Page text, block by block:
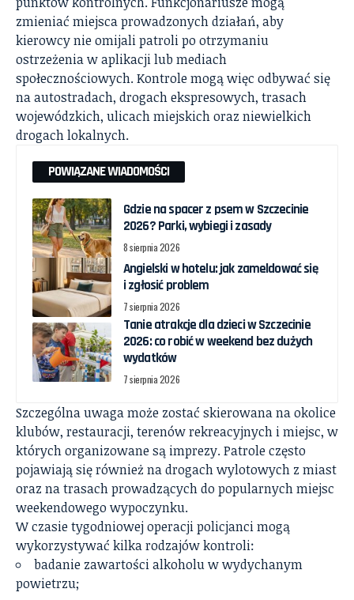
zmieniać miejsca prowadzonych działań, aby
kierowcy nie omijali patroli po otrzymaniu
ostrzeżenia w aplikacji lub mediach
społecznościowych. Kontrole mogą więc odbywać się
na autostradach, drogach ekspresowych, trasach
wojewódzkich, ulicach miejskich oraz niewielkich
drogach lokalnych.
POWIĄZANE WIADOMOŚCI
Gdzie na spacer z psem w Szczecinie
2026? Parki, wybiegi i zasady
8 sierpnia 2026
Angielski w hotelu: jak zameldować się
i zgłosić problem
7 sierpnia 2026
Tanie atrakcje dla dzieci w Szczecinie
2026: co robić w weekend bez dużych
wydatków
7 sierpnia 2026
Szczególna uwaga może zostać skierowana na okolice
klubów, restauracji, terenów rekreacyjnych i miejsc, w
których organizowane są imprezy. Patrole często
pojawiają się również na drogach wylotowych z miast
oraz na trasach prowadzących do popularnych miejsc
weekendowego wypoczynku.
W czasie tygodniowej operacji policjanci mogą
wykorzystywać kilka rodzajów kontroli:
badanie zawartości alkoholu w wydychanym
powietrzu;